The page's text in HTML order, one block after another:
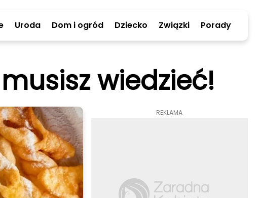
Uroda Dom i ogród Dziecko Związki Porady
wiedzieć!
REKLAMA